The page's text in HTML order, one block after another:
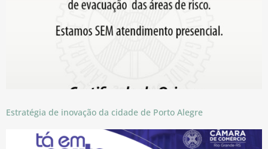
Estratégia de inovação da cidade de Porto Alegre